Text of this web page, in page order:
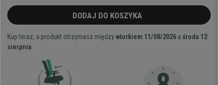
DODAJ DO KOSZYKA
Kup teraz, a produkt otrzymasz międzywtorkiem 11/08/2026 a środa 12
sierpnia